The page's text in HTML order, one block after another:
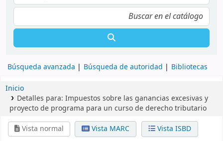
Búsqueda avanzada Búsqueda de autoridad Bibliotecas
Inicio
Detalles para: Impuestos sobre las ganancias excesivas y
proyecto de programa para un curso de derecho tributario
Vista normal
Vista MARC Vista ISBD